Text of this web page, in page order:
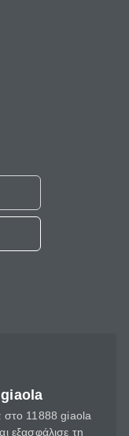
στο 11888 giaola
εξασφάλισε τη